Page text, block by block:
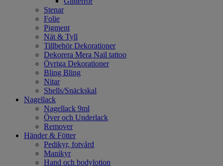
Stenar
Folie
Pigment
Nät & Tyll
Tillbehör Dekorationer
Dekorera Mera Nail tattoo
Övriga Dekorationer
Bling Bling
Nitar
Shells/Snäckskal
Nagellack
Nagellack 9ml
Över och Underlack
Remover
Händer & Fötter
Pedikyr, fotvård
Manikyr
Hand och bodylotion